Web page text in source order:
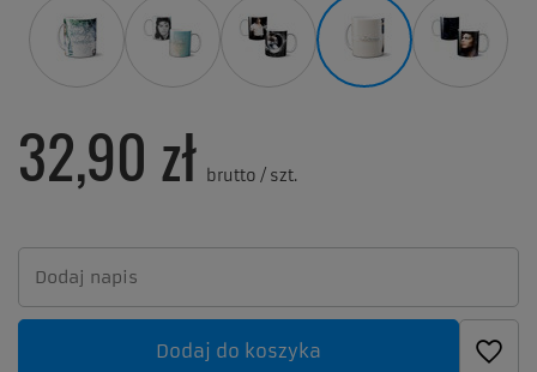
32,90 zł brutto / szt.
Dodaj do koszyka